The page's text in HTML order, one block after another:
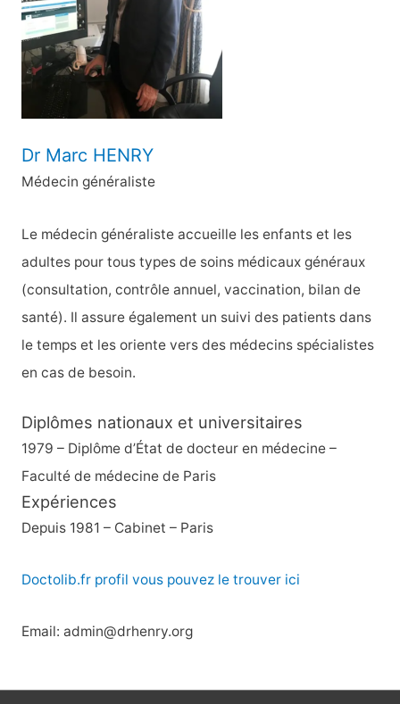
e
r
Dr Marc HENRY
Médecin généraliste
Le médecin généraliste accueille les enfants et les
adultes pour tous types de soins médicaux généraux
(consultation, contrôle annuel, vaccination, bilan de
santé). Il assure également un suivi des patients dans
le temps et les oriente vers des médecins spécialistes
en cas de besoin.
Diplômes nationaux et universitaires
1979 – Diplôme d’État de docteur en médecine –
Faculté de médecine de Paris
Expériences
Depuis 1981 – Cabinet – Paris
Doctolib.fr profil vous pouvez le trouver ici
Email: admin@drhenry.org